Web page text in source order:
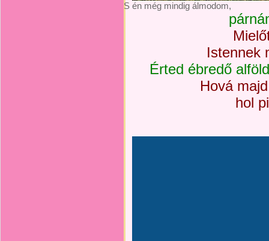
S én még mindig álmodom,
Istennek
Érted ébredő
Hová
hol